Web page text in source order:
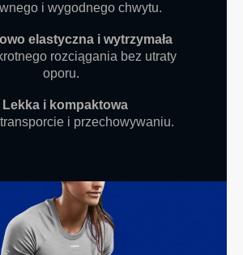
i wygodnego chwytu.
elastyczna i wytrzymała
rozciągania bez utraty
oporu.
Lekka i kompaktowa
i przechowywaniu.